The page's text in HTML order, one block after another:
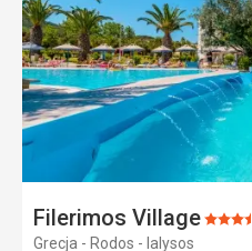
Filerimos VillageOcena:
Grecja - Rodos - Ialysos